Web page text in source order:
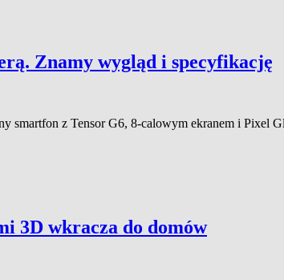
Znamy wygląd i specyfikację
smartfon z Tensor G6, 8-calowym ekranem i Pixel
3D wkracza do domów